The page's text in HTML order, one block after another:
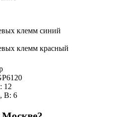
клемм синий
клемм красный
: 12
В: 6